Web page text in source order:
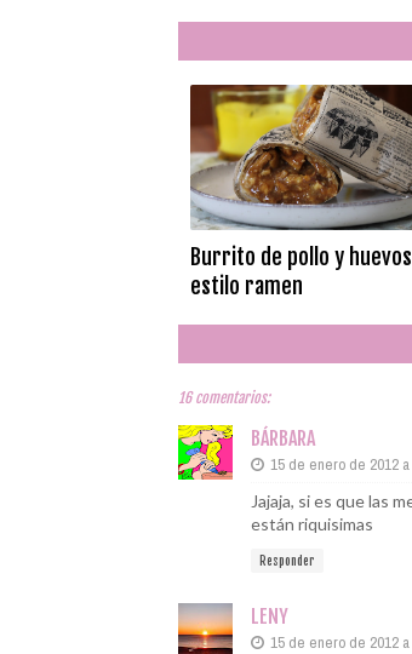
Burrito de pollo y huevos
estilo ramen
16 comentarios:
BÁRBARA
15 de enero de 2012
Jajaja, si es que las
están riquisimas
Responder
LENY
15 de enero de 2012